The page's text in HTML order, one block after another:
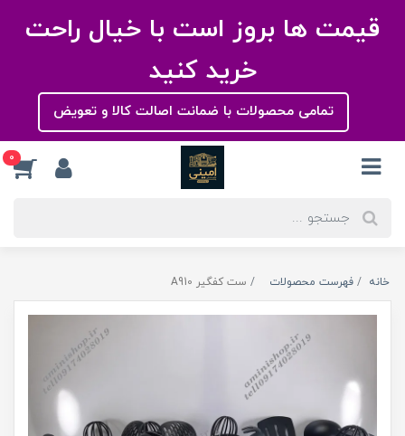
قیمت ها بروز است با خیال راحت
خرید کنید
تمامی محصولات با ضمانت اصالت کالا و تعویض
0
خانه فهرست محصولات ست کفگیر A910